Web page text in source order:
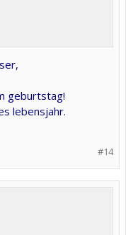
geburtstag!
lebensjahr.
#14